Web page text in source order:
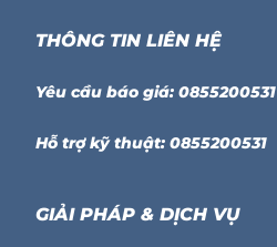
THÔNG TIN LIÊN HỆ
Yêu cầu báo giá: 0855200531
Hỗ trợ kỹ thuật: 0855200531
GIẢI PHÁP & DỊCH VỤ